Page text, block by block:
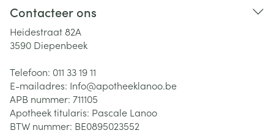
Contacteer ons
Heidestraat 82A
3590 Diepenbeek
Telefoon: 011 33 19 11
E-mailadres: Info@apotheeklanoo.be
APB nummer: 711105
Apotheek titularis: Pascale Lanoo
BTW nummer: BE0895023552